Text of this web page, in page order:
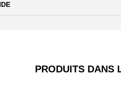
PRODUITS DANS